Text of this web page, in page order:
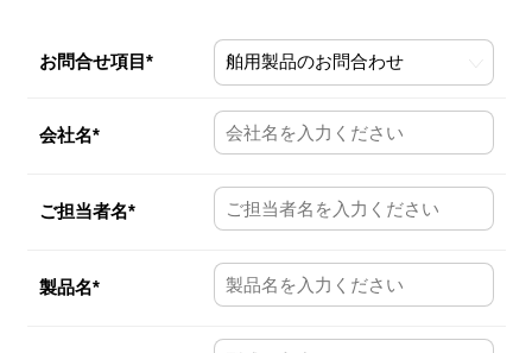
お問合せ項目*
会社名*
ご担当者名*
製品名*